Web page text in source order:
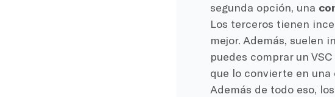
segunda opción, una
Los terceros tienen
mejor. Además, suelen
puedes comprar un
que lo convierte en
Además de todo eso,